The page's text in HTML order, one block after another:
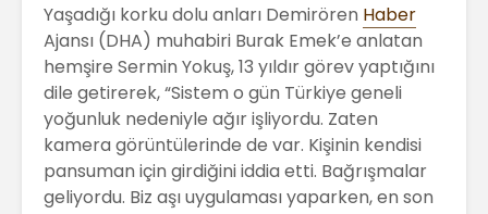
Yaşadığı korku dolu anları Demirören Haber
Ajansı (DHA) muhabiri Burak Emek’e anlatan
hemşire Sermin Yokuş, 13 yıldır görev yaptığını
dile getirerek, “Sistem o gün Türkiye geneli
yoğunluk nedeniyle ağır işliyordu. Zaten
kamera görüntülerinde de var. Kişinin kendisi
pansuman için girdiğini iddia etti. Bağrışmalar
geliyordu. Biz aşı uygulaması yaparken, en son